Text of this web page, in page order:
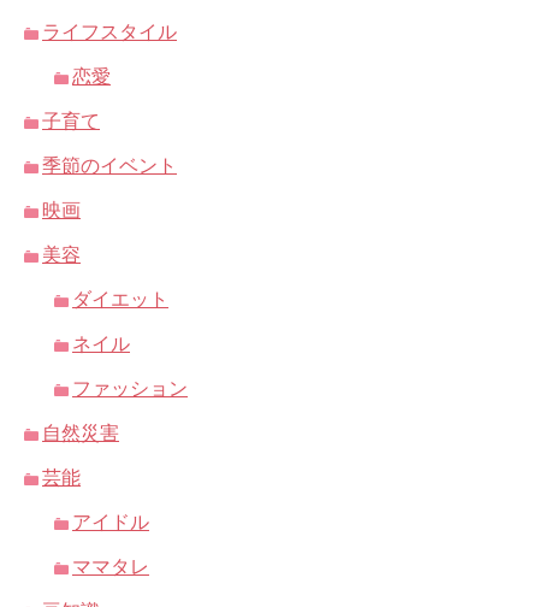
ライフスタイル
恋愛
子育て
季節のイベント
映画
美容
ダイエット
ネイル
ファッション
自然災害
芸能
アイドル
ママタレ